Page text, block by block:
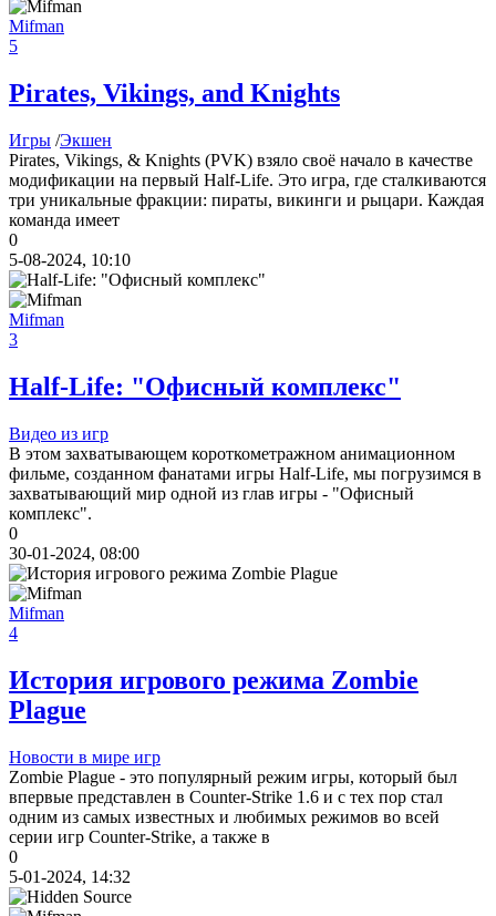
cord
Soundtrack (OST):
скачать
Представлено несколько ссылок на скачивание (торрент,
архив и FLAC), но основной – Unofficial Game Soundtrack
OST. На странице можно послушать онлайн полную версию,
включая треки от Paul Linford
Сборник получился добротный, наслаждайтесь!
Boycenunse
Most Wanted, которая 2005 года.
Mifman : Добро пожаловать на игровой сайт mifman.ru
Делитесь играми с друзьями и добавляйте сайт в избранное.
В этом чате Вы можете общаться. Пишите свои отзывы и
комментарии к играм.
Mifman
5
Pirates, Vikings, and Knights
Игры /Экшен
Pirates, Vikings, & Knights (PVK) взяло своё начало в качестве
модификации на первый Half-Life. Это игра, где сталкиваются
три уникальные фракции: пираты, викинги и рыцари. Каждая
команда имеет
0
5-08-2024, 10:10
Mifman
3
Half-Life: "Офисный комплекс"
Видео из игр
В этом захватывающем короткометражном анимационном
фильме, созданном фанатами игры Half-Life, мы погрузимся в
захватывающий мир одной из глав игры - "Офисный
комплекс".
0
30-01-2024, 08:00
Mifman
4
История игрового режима Zombie
Plague
Новости в мире игр
Zombie Plague - это популярный режим игры, который был
впервые представлен в Counter-Strike 1.6 и с тех пор стал
одним из самых известных и любимых режимов во всей
серии игр Counter-Strike, а также в
0
5-01-2024, 14:32